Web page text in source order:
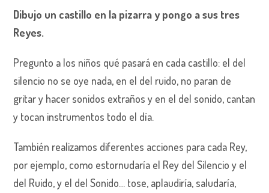
Dibujo un castillo en la pizarra y pongo a sus tres
Reyes.
Pregunto a los niños qué pasará en cada castillo: el del
silencio no se oye nada, en el del ruido, no paran de
gritar y hacer sonidos extraños y en el del sonido, cantan
y tocan instrumentos todo el día.
También realizamos diferentes acciones para cada Rey,
por ejemplo, como estornudaría el Rey del Silencio y el
del Ruido, y el del Sonido… tose, aplaudiría, saludaría,